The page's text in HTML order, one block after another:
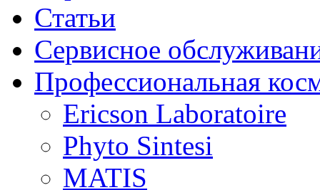
Статьи
Сервисное
Профессиональная
Ericson Laboratoire
Phyto Sintesi
MATIS